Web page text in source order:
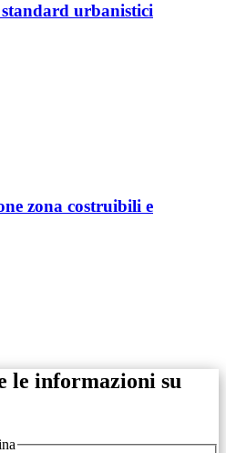
urbanistici
zona costruibili e
le informazioni su